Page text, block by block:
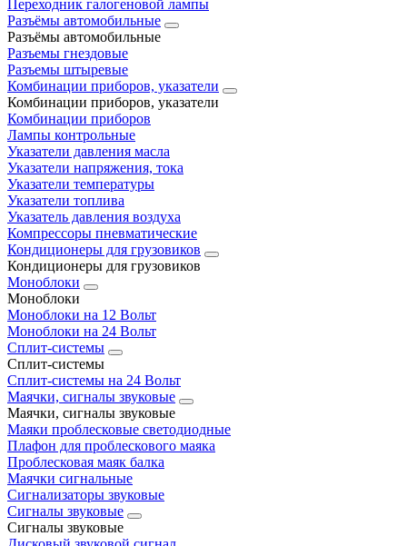
Переходник галогеновой лампы
Разъёмы автомобильные
Разъёмы автомобильные
Разъемы гнездовые
Разъемы штыревые
Комбинации приборов, указатели
Комбинации приборов, указатели
Комбинации приборов
Лампы контрольные
Указатели давления масла
Указатели напряжения, тока
Указатели температуры
Указатели топлива
Указатель давления воздуха
Компрессоры пневматические
Кондиционеры для грузовиков
Кондиционеры для грузовиков
Моноблоки
Моноблоки
Моноблоки на 12 Вольт
Моноблоки на 24 Вольт
Сплит-системы
Сплит-системы
Сплит‑системы на 24 Вольт
Маячки, сигналы звуковые
Маячки, сигналы звуковые
Маяки проблесковые светодиодные
Плафон для проблескового маяка
Проблесковая маяк балка
Маячки сигнальные
Сигнализаторы звуковые
Сигналы звуковые
Сигналы звуковые